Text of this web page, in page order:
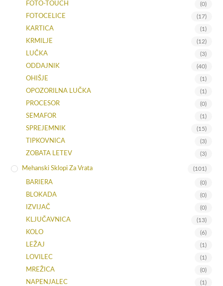
FOTO-TOUCH (0)
FOTOCELICE (17)
KARTICA (1)
KRMILJE (12)
LUČKA (3)
ODDAJNIK (40)
OHIŠJE (1)
OPOZORILNA LUČKA (1)
PROCESOR (0)
SEMAFOR (1)
SPREJEMNIK (15)
TIPKOVNICA (3)
ZOBATA LETEV (3)
Mehanski Sklopi Za Vrata (101)
BARIERA (0)
BLOKADA (0)
IZVIJAČ (0)
KLJUČAVNICA (13)
KOLO (6)
LEŽAJ (1)
LOVILEC (1)
MREŽICA (0)
NAPENJALEC (1)